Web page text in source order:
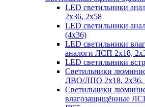
LED светильники
2х36, 2х58
LED светильники
(4х36)
LED светильники
аналоги ЛСП 2х18,
LED светильники
Светильники
ЛВО/ЛПО 2х18, 2х36,
Светильники
влагозащищённые